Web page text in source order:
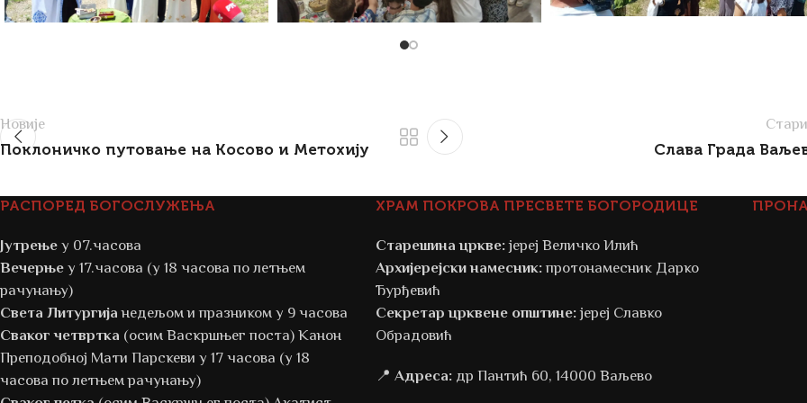
Новије
Поклоничко путовање на Косово и Метохију Слава Града
РАСПОРЕД БОГОСЛУЖЕЊА
Јутрење у 07.часова
Вечерње у 17.часова (у 18 часова по летњем
рачунању)
Света Литургија недељом и празником у 9 часова
Сваког четвртка (осим Васкршњег поста) Канон
Преподобној Мати Парскеви у 17 часова (у 18
часова по летњем рачунању)
ХРАМ ПОКРОВА ПРЕСВЕТЕ БОГОРОДИЦЕ
Старешина цркве:јереј Величко Илић
Архијерејски намесник:протонамесник Дарко
Ђурђевић
Секретар црквене општине:јереј Славко
Обрадовић
📍Адреса: др Пантић 60, 14000 Ваљево